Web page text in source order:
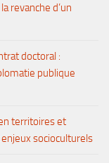
revanche d’un
doctoral :
publique
territoires et
socioculturels